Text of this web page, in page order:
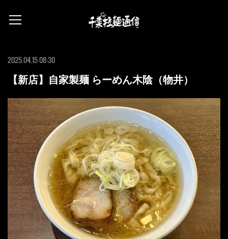
2025.04.15 08:30
【新店】自家製麺 らーめん木陰（物井）